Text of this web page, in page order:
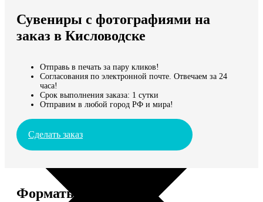
Мы доставляем по всему миру
Продолжить без города
Сувениры с фотографиями на
заказ в Кисловодске
Отправь в печать за пару кликов!
Согласования по электронной почте. Отвечаем за 24
часа!
Срок выполнения заказа: 1 сутки
Отправим в любой город РФ и мира!
Сделать заказ
Форматы и цены